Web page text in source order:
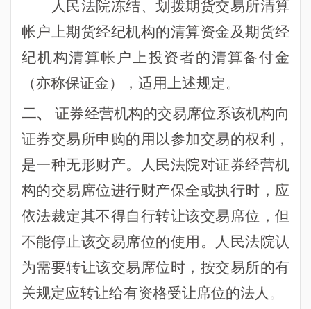
人民法院冻结、划拨期货交易所清算
帐户上期货经纪机构的清算资金及期货经
纪机构清算帐户上投资者的清算备付金
（亦称保证金），适用上述规定。
二、
证券经营机构的交易席位系该机构向
证券交易所申购的用以参加交易的权利，
是一种无形财产。人民法院对证券经营机
构的交易席位进行财产保全或执行时，应
依法裁定其不得自行转让该交易席位，但
不能停止该交易席位的使用。人民法院认
为需要转让该交易席位时，按交易所的有
关规定应转让给有资格受让席位的法人。